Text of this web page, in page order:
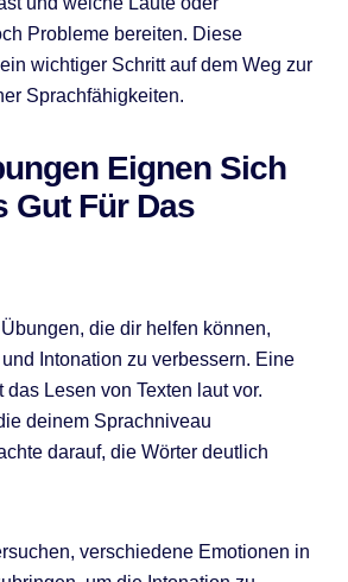
Probleme bereiten. Diese
wichtiger Schritt auf dem Weg zur
Sprachfähigkeiten.
Eignen Sich
Gut Für Das
die dir helfen können,
Intonation zu verbessern. Eine
Lesen von Texten laut vor.
deinem Sprachniveau
darauf, die Wörter deutlich
verschiedene Emotionen in